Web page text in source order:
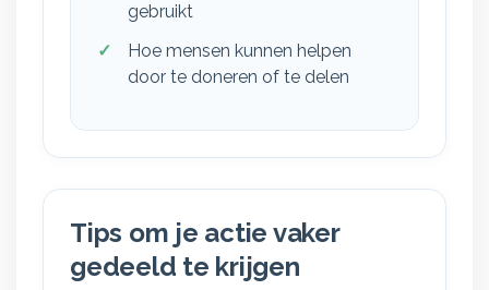
gebruikt
Hoe mensen kunnen helpen
door te doneren of te delen
Tips om je actie vaker
gedeeld te krijgen